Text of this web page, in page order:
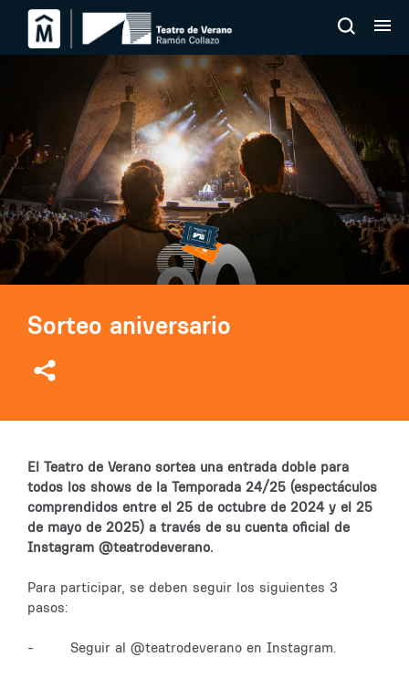
Sorteo aniversario
El Teatro de Verano sortea una entrada doble para
todos los shows de la Temporada 24/25 (espectáculos
comprendidos entre el 25 de octubre de 2024 y el 25
de mayo de 2025) a través de su cuenta oficial de
Instagram @teatrodeverano.
Para participar, se deben seguir los siguientes 3
pasos:
- Seguir al @teatrodeverano en Instagram.